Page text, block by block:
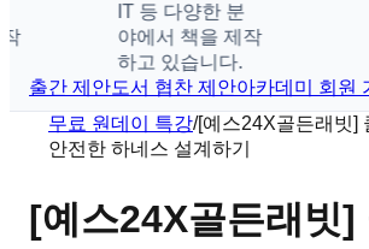
IT 등 다양한 분
야에서 책을 제작
하고 있습니다.
출간 제안도서 협찬 제안아카데미 회원
무료 원데이 특강/[예스24X골든래빗]
안전한 하네스 설계하기
[예스24X골든래빗]